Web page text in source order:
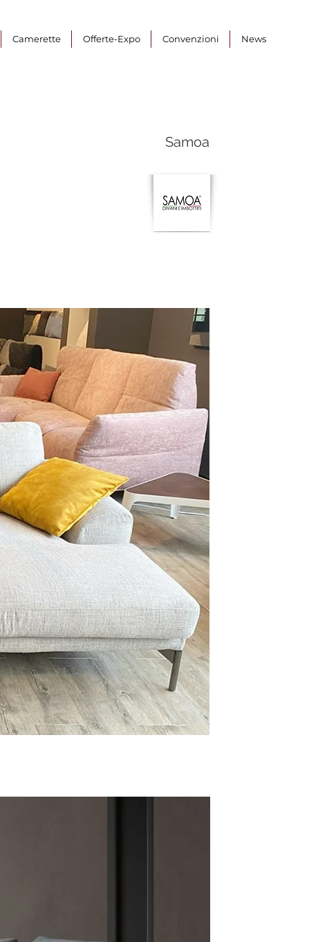
Camerette Offerte-Expo Convenzioni News
Samoa